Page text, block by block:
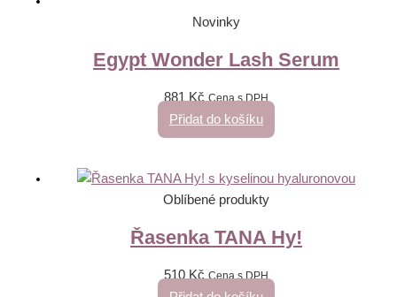
Novinky
Egypt Wonder Lash Serum
881 Kč Cena s DPH
Přidat do košíku
Oblíbené produkty
Řasenka TANA Hy!
510 Kč Cena s DPH